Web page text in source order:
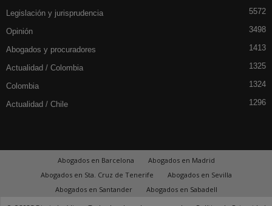
Legislación y jurisprudencia 5572
Opinión 3498
Abogados y procuradores 1413
Actualidad / Colombia 1325
Colombia 1324
Actualidad / Chile 1296
Abogados en Barcelona
Abogados en Madrid
Abogados en Sta. Cruz de Tenerife
Abogados en Sevilla
Abogados en Santander
Abogados en Sabadell